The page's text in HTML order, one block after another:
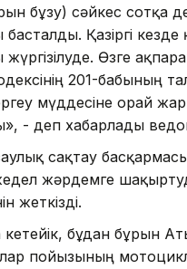
бұзу) сәйкес сотқа
Қазіргі кезде
Өзге
201-бабының
мүддесіне орай
- деп хабарлады
сақтау
жәрдемге
жеткізді.
кетейік, бұдан бұрын
пойызының